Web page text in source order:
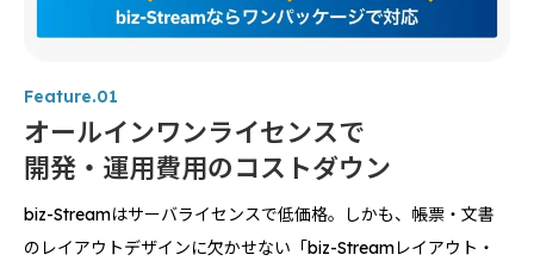
Feature.01
オールインワンライセンスで
開発・運用費用のコストダウン
biz-Streamはサーバライセンスで低価格。しかも、帳票・文書
のレイアウトデザインに欠かせない「biz-Streamレイアウト・